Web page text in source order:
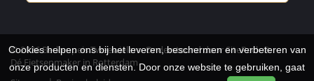
© 2026 Berkenpeis Tweewielers. Ondersteund doorSitePack ®
Dé Fietsenmaker in Rotterdam
Cookies helpen ons bij het leveren, beschermen en verbeteren van
onze producten en diensten. Door onze website te gebruiken, gaat